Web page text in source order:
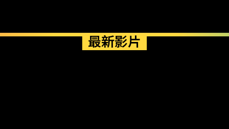
最新影片